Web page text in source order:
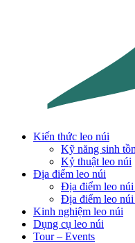
Kiến thức leo núi
Kỹ năng sinh tồn
Kỷ thuật leo núi
Địa điểm leo núi
Địa điểm leo
Địa điểm leo
Kinh nghiệm leo núi
Dụng cụ leo núi
Tour – Events